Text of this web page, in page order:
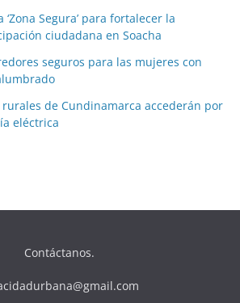
Segura’ para fortalecer la
ciudadana en Soacha
seguros para las mujeres con
de Cundinamarca accederán por
eléctrica
Contáctanos.